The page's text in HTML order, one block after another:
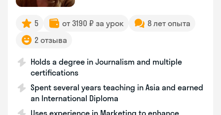
5 от 3190 ₽ за урок
8 лет опыта
2 отзыва
Holds a degree in Journalism and multiple
certifications
Spent several years teaching in Asia and earned
an International Diploma
Uses experience in Marketing to enhance